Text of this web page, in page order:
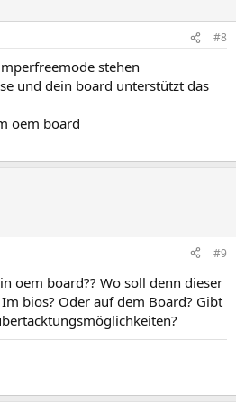
#8
stehen
und dein board unterstützt das
oem board
#9
oem board?? Wo soll denn dieser
bios? Oder auf dem Board? Gibt